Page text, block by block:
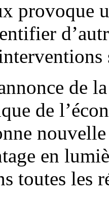
provoque
de
de
en
toutes les